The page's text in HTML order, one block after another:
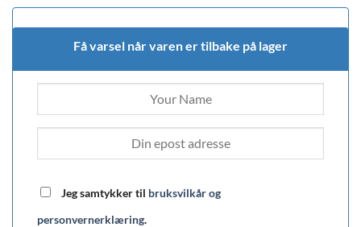
Få varsel når varen er tilbake på lager
Jeg samtykker til bruksvilkår og
personvernerklæring.